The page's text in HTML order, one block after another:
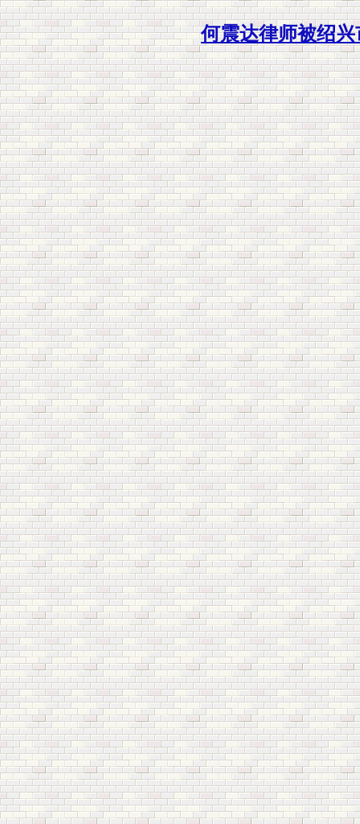
何震达律师被绍